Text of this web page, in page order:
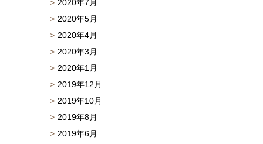
2020年7月
2020年5月
2020年4月
2020年3月
2020年1月
2019年12月
2019年10月
2019年8月
2019年6月